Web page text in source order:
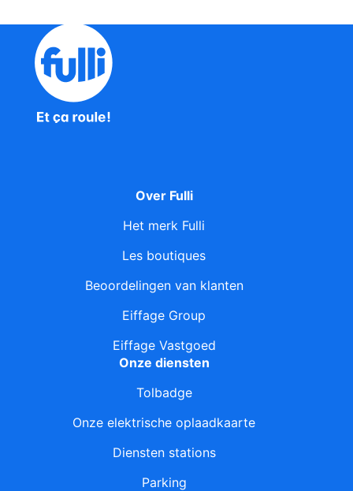
Over Fulli
Het merk Fulli
Les boutiques
Beoordelingen van klanten
Eiffage Group
Eiffage Vastgoed
Onze diensten
Tolbadge
Onze elektrische oplaadkaarte
Diensten stations
Parking